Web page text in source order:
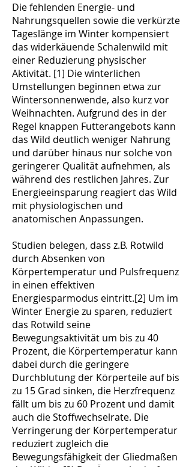
Die fehlenden Energie- und
Nahrungsquellen sowie die verkürzte
Tageslänge im Winter kompensiert
das widerkäuende Schalenwild mit
einer Reduzierung physischer
Aktivität. [1] Die winterlichen
Umstellungen beginnen etwa zur
Wintersonnenwende, also kurz vor
Weihnachten. Aufgrund des in der
Regel knappen Futterangebots kann
das Wild deutlich weniger Nahrung
und darüber hinaus nur solche von
geringerer Qualität aufnehmen, als
während des restlichen Jahres. Zur
Energieeinsparung reagiert das Wild
mit physiologischen und
anatomischen Anpassungen.
Studien belegen, dass z.B. Rotwild
durch Absenken von
Körpertemperatur und Pulsfrequenz
in einen effektiven
Energiesparmodus eintritt.[2] Um im
Winter Energie zu sparen, reduziert
das Rotwild seine
Bewegungsaktivität um bis zu 40
Prozent, die Körpertemperatur kann
dabei durch die geringere
Durchblutung der Körperteile auf bis
zu 15 Grad sinken, die Herzfrequenz
fällt um bis zu 60 Prozent und damit
auch die Stoffwechselrate. Die
Verringerung der Körpertemperatur
reduziert zugleich die
Bewegungsfähigkeit der Gliedmaßen